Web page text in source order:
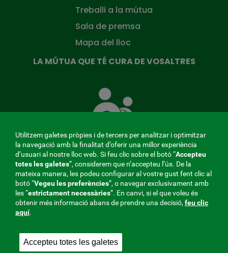
Treballi a la mútua
Sala de premsa
Mapa del lloc
LA MÚTUA QUE TÉ CURA DE VOSALTRES
Mútua
que
de
tu
MENÚ
REDES
V20
Mútua col·laboradora amb la Seguretat Social, 275.
Utilitzem galetes pròpies i de tercers per analitzar i optimitzar
la navegació amb la finalitat d’oferir una millor experiència
d’usuari al nostre lloc web. Si feu clic sobre el botó “Accepteu
totes les galetes”, considerem que n’accepteu l’ús. De la
mateixa manera, les podeu configurar al vostre gust fent clic al
botó “Vegeu les preferències”, o navegar exclusivament amb
les “estrictamentnecessàries”. En canvi, si el que voleu és
obtenir més informació abans de prendre una decisió, feu clic
aquí.
Accepteu totes les galetes